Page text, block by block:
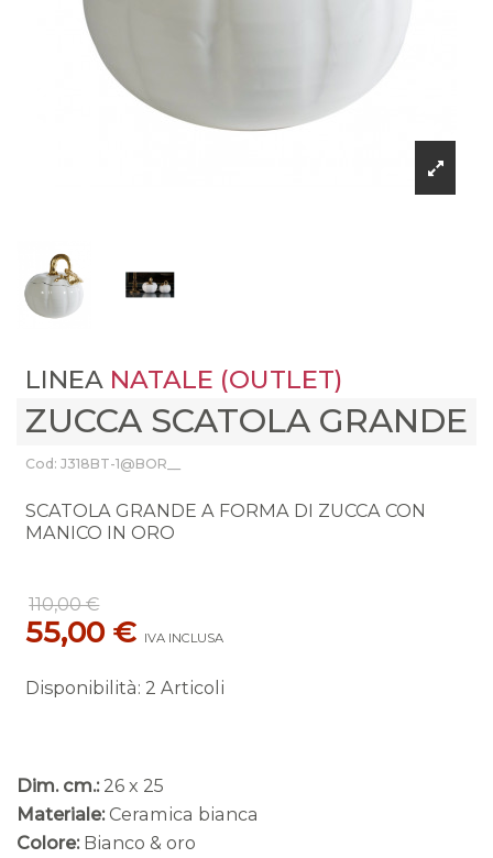
LINEA NATALE (OUTLET)
ZUCCA SCATOLA GRANDE
Cod: J318BT-1@BOR__
SCATOLA GRANDE A FORMA DI ZUCCA CON
MANICO IN ORO
110,00 €
55,00 € IVA INCLUSA
Disponibilità: 2 Articoli
Dim. cm.: 26 x 25
Materiale: Ceramica bianca
Colore: Bianco & oro